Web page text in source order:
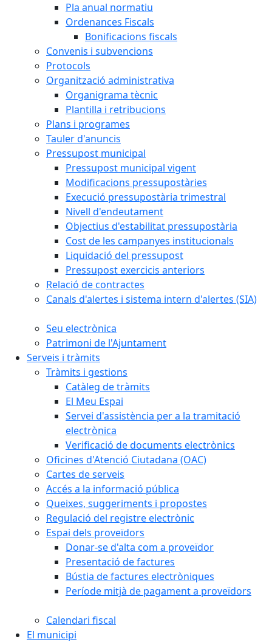
Pla anual normatiu
Ordenances Fiscals
Bonificacions fiscals
Convenis i subvencions
Protocols
Organització administrativa
Organigrama tècnic
Plantilla i retribucions
Plans i programes
Tauler d'anuncis
Pressupost municipal
Pressupost municipal vigent
Modificacions pressupostàries
Execució pressupostària trimestral
Nivell d'endeutament
Objectius d'estabilitat pressupostària
Cost de les campanyes institucionals
Liquidació del pressupost
Pressupost exercicis anteriors
Relació de contractes
Canals d'alertes i sistema intern d'alertes (SIA)
Seu electrònica
Patrimoni de l'Ajuntament
Serveis i tràmits
Tràmits i gestions
Catàleg de tràmits
El Meu Espai
Servei d'assistència per a la tramitació
electrònica
Verificació de documents electrònics
Oficines d'Atenció Ciutadana (OAC)
Cartes de serveis
Accés a la informació pública
Queixes, suggeriments i propostes
Regulació del registre electrònic
Espai dels proveïdors
Donar-se d'alta com a proveïdor
Presentació de factures
Bústia de factures electròniques
Període mitjà de pagament a proveïdors
Calendari fiscal
El municipi